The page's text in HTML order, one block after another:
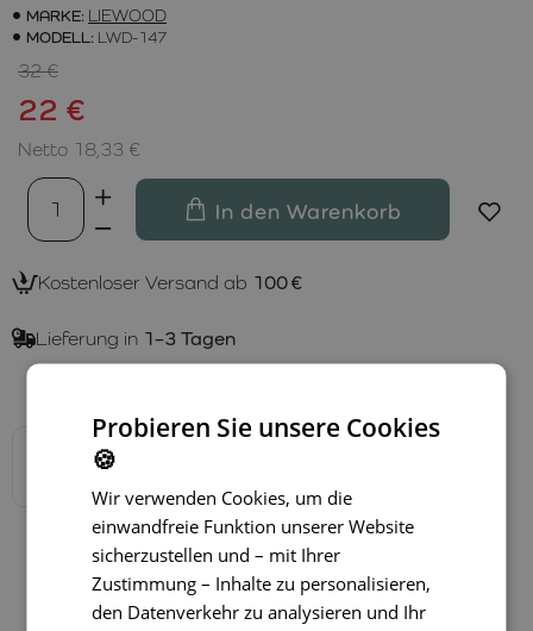
MARKE: LIEWOOD
MODELL: LWD-147
22 €
32 €
Netto 18,33 €
In den Warenkorb
Kostenloser Versand ab 100 €
Lieferung in 1–3 Tagen
Probieren Sie unsere Cookies
🍪
Wir verwenden Cookies, um die
einwandfreie Funktion unserer Website
sicherzustellen und – mit Ihrer
Zustimmung – Inhalte zu personalisieren,
den Datenverkehr zu analysieren und Ihr